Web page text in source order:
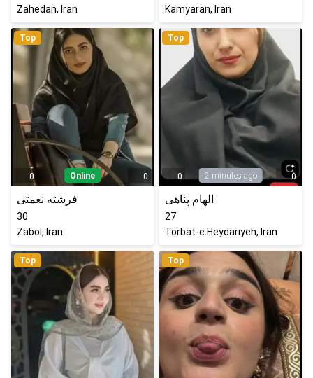
Zahedan, Iran
Kamyaran, Iran
Top
0 Online 0
فرشته نعمتی
30
Zabol, Iran
Top
0 2 minutes ago 0
الهام پناهی
27
Torbat-e Heydariyeh, Iran
Top Top